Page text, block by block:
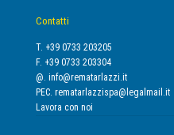
Contatti
T. +39 0733 203205
F. +39 0733 203304
@. info@rematarlazzi.it
PEC. rematarlazzispa@legalmail.it
Lavora con noi